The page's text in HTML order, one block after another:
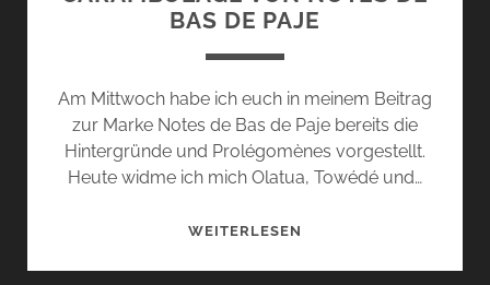
BAS DE PAJE
Am Mittwoch habe ich euch in meinem Beitrag
zur Marke Notes de Bas de Paje bereits die
Hintergründe und Prolégomènes vorgestellt.
Heute widme ich mich Olatua, Towédé und…
WEITERLESEN